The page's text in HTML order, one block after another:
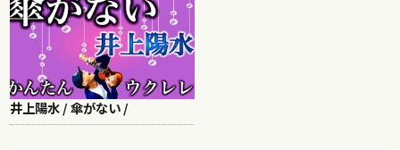
井上陽水 / 傘がない /